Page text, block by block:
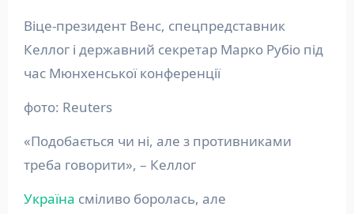
Віце-президент Венс, спецпредставник
Келлог і державний секретар Марко Рубіо під
час Мюнхенської конференції
фото: Reuters
«Подобається чи ні, але з противниками
треба говорити», – Келлог
Україна сміливо боролась, але